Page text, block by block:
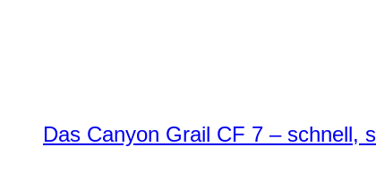
Das Canyon Grail CF 7 – schnell,